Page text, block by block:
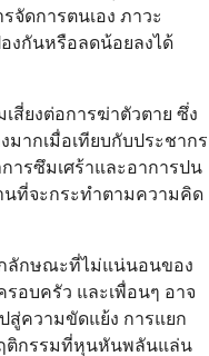
จัดการตนเอง ภาวะ
งกันหรือลดน้อยลงได้
สี่ยงต่อการฆ่าตัวตาย ซึ่ง
ากเมื่อเทียบกับประชากร
ารซึมเศร้าและอาการปน
นที่จะกระทำตามความคิด
ลักษณะที่ไม่แน่นอนของ
อบครัว และเพื่อนๆ อาจ
สู่ความขัดแย้ง การแยก
ติกรรมที่หุนหันพลันแล่น